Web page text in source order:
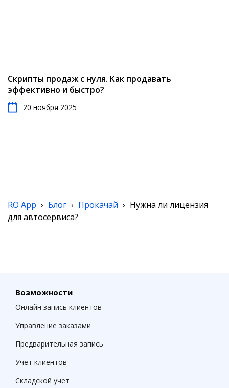
Скрипты продаж с нуля. Как продавать
эффективно и быстро?
20 ноября 2025
RO App › Блог › Прокачай › Нужна ли лицензия
для автосервиса?
Возможности
Онлайн запись клиентов
Управление заказами
Предварительная запись
Учет клиентов
Складской учет